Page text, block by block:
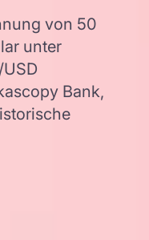
von 50
unter
Bank,